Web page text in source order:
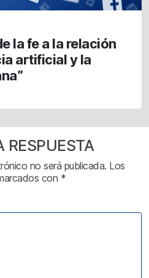
la fe a la relación
artificial y la
RESPUESTA
no será publicada. Los
con *